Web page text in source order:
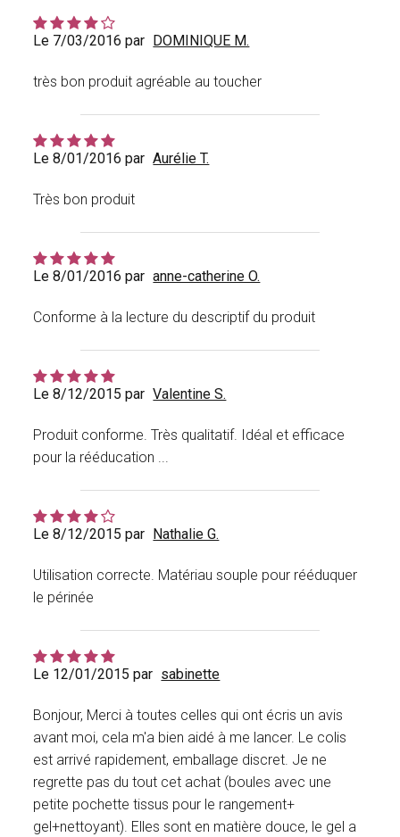
Le 7/03/2016 par DOMINIQUE M.
très bon produit agréable au toucher
Le 8/01/2016 par Aurélie T.
Très bon produit
Le 8/01/2016 par anne-catherine O.
Conforme à la lecture du descriptif du produit
Le 8/12/2015 par Valentine S.
Produit conforme. Très qualitatif. Idéal et efficace
pour la rééducation ...
Le 8/12/2015 par Nathalie G.
Utilisation correcte. Matériau souple pour rééduquer
le périnée
Le 12/01/2015 par sabinette
Bonjour, Merci à toutes celles qui ont écris un avis
avant moi, cela m'a bien aidé à me lancer. Le colis
est arrivé rapidement, emballage discret. Je ne
regrette pas du tout cet achat (boules avec une
petite pochette tissus pour le rangement+
gel+nettoyant). Elles sont en matière douce, le gel a